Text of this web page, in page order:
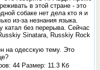
в этой стране - это
собаке нет дела кто я и
из-за незнания языка.
без перерыва. Сейчас
Sinatarа, Russkiy Rock
на одесскую тему. Это